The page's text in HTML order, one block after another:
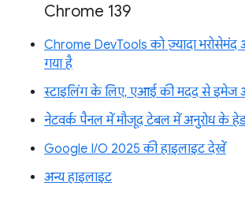
Chrome 139
Chrome DevTools को ज़्यादा भरोसेमंद
गया है
स्टाइलिंग के लिए, एआई की मदद से इमेज
नेटवर्क पैनल में मौजूद टेबल में अनुरोध के
Google I/O 2025 की हाइलाइट देखें
अन्य हाइलाइट